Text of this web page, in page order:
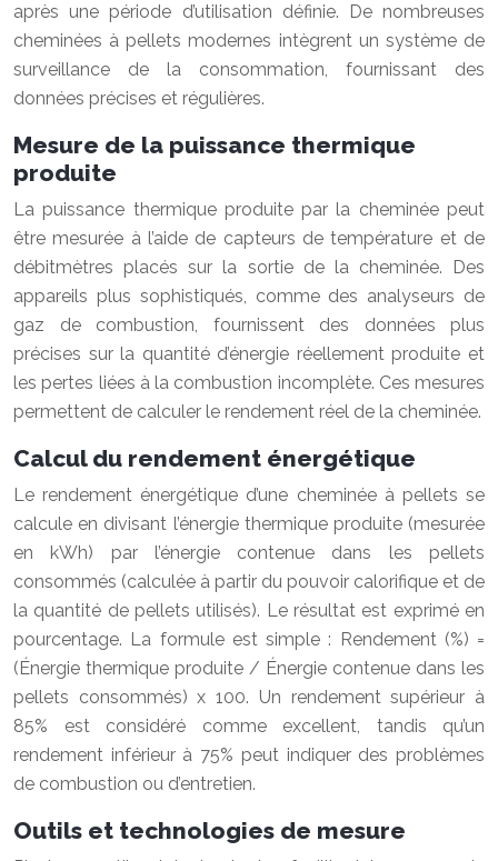
après une période d’utilisation définie. De nombreuses
cheminées à pellets modernes intègrent un système de
surveillance de la consommation, fournissant des
données précises et régulières.
Mesure de la puissance thermique
produite
La puissance thermique produite par la cheminée peut
être mesurée à l’aide de capteurs de température et de
débitmètres placés sur la sortie de la cheminée. Des
appareils plus sophistiqués, comme des analyseurs de
gaz de combustion, fournissent des données plus
précises sur la quantité d’énergie réellement produite et
les pertes liées à la combustion incomplète. Ces mesures
permettent de calculer le rendement réel de la cheminée.
Calcul du rendement énergétique
Le rendement énergétique d’une cheminée à pellets se
calcule en divisant l’énergie thermique produite (mesurée
en kWh) par l’énergie contenue dans les pellets
consommés (calculée à partir du pouvoir calorifique et de
la quantité de pellets utilisés). Le résultat est exprimé en
pourcentage. La formule est simple : Rendement (%) =
(Énergie thermique produite / Énergie contenue dans les
pellets consommés) x 100. Un rendement supérieur à
85% est considéré comme excellent, tandis qu’un
rendement inférieur à 75% peut indiquer des problèmes
de combustion ou d’entretien.
Outils et technologies de mesure